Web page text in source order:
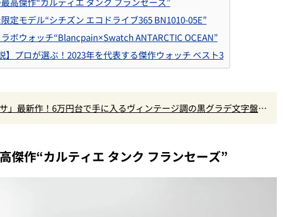
モデル“シチズン エコドライブ365 BN1010-05E”
ウォッチ“Blancpain×Swatch ANTARCTIC OCEAN”
】プロが選ぶ！2023年を代表する傑作ウォッチ ベスト3
」最新作！6万円台で手に入るヴィンテージ調の黒グラデ文字盤が
作“カルティエ タンク フランセーズ”